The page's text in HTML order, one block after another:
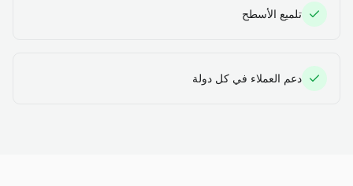
تلميع الأسطح
دعم العملاء في كل دولة